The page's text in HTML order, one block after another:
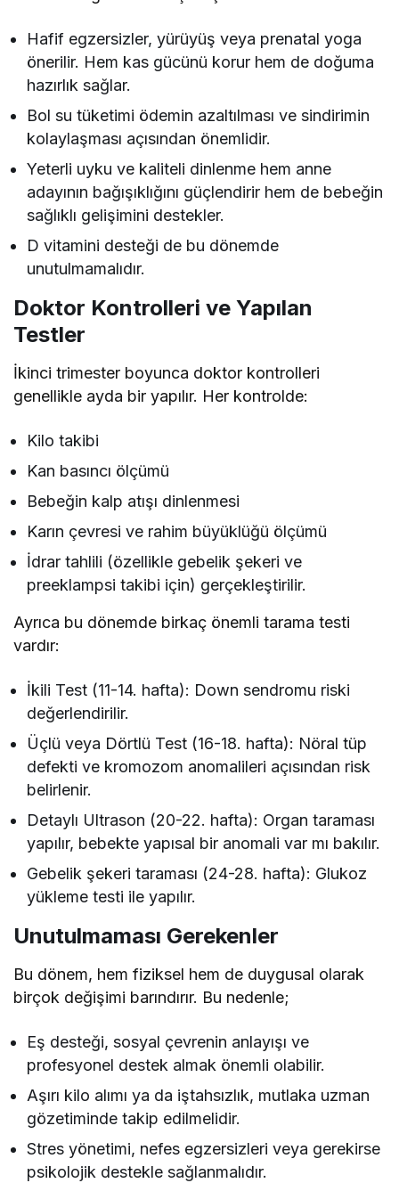
Hafif egzersizler, yürüyüş veya prenatal yoga
önerilir. Hem kas gücünü korur hem de doğuma
hazırlık sağlar.
Bol su tüketimi ödemin azaltılması ve sindirimin
kolaylaşması açısından önemlidir.
Yeterli uyku ve kaliteli dinlenme hem anne
adayının bağışıklığını güçlendirir hem de bebeğin
sağlıklı gelişimini destekler.
D vitamini desteği de bu dönemde
unutulmamalıdır.
Doktor Kontrolleri ve Yapılan
Testler
İkinci trimester boyunca doktor kontrolleri
genellikle ayda bir yapılır. Her kontrolde:
Kilo takibi
Kan basıncı ölçümü
Bebeğin kalp atışı dinlenmesi
Karın çevresi ve rahim büyüklüğü ölçümü
İdrar tahlili (özellikle gebelik şekeri ve
preeklampsi takibi için) gerçekleştirilir.
Ayrıca bu dönemde birkaç önemli tarama testi
vardır:
İkili Test (11-14. hafta): Down sendromu riski
değerlendirilir.
Üçlü veya Dörtlü Test (16-18. hafta): Nöral tüp
defekti ve kromozom anomalileri açısından risk
belirlenir.
Detaylı Ultrason (20-22. hafta): Organ taraması
yapılır, bebekte yapısal bir anomali var mı bakılır.
Gebelik şekeri taraması (24-28. hafta): Glukoz
yükleme testi ile yapılır.
Unutulmaması Gerekenler
Bu dönem, hem fiziksel hem de duygusal olarak
birçok değişimi barındırır. Bu nedenle;
Eş desteği, sosyal çevrenin anlayışı ve
profesyonel destek almak önemli olabilir.
Aşırı kilo alımı ya da iştahsızlık, mutlaka uzman
gözetiminde takip edilmelidir.
Stres yönetimi, nefes egzersizleri veya gerekirse
psikolojik destekle sağlanmalıdır.